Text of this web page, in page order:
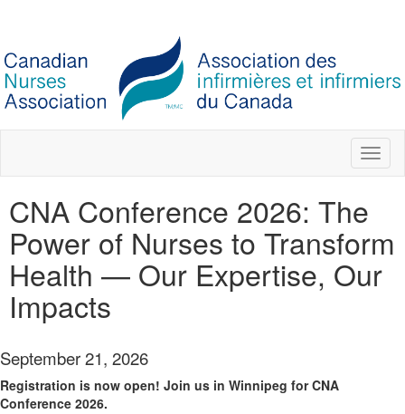
CNA Conference 2026: The
Power of Nurses to Transform
Health — Our Expertise, Our
Impacts
September 21, 2026
Registration is now open! Join us in Winnipeg for CNA
Conference 2026.